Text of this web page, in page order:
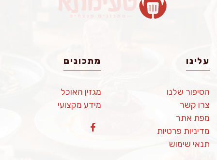
עלינו
הסיפור שלנו
צרו קשר
מפת אתר
מדיניות פרטיות
תנאי שימוש
מתכונים
מגזין האוכל
מידע מקצועי